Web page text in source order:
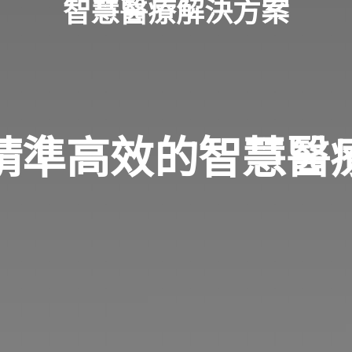
智慧醫療解決方案
準高效的智慧醫